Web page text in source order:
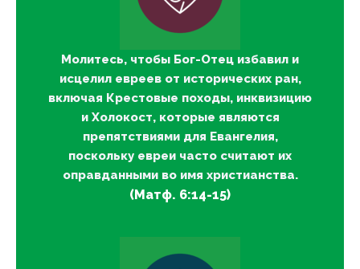
Молитесь, чтобы Бог-Отец избавил и
исцелил евреев от исторических ран,
включая Крестовые походы, инквизицию
и Холокост, которые являются
препятствиями для Евангелия,
поскольку евреи часто считают их
оправданными во имя христианства.
(Матф. 6:14-15)